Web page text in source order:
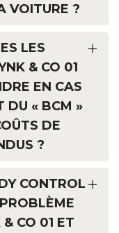
VOITURE ?
LES
& CO 01
EN CAS
DU « BCM »
DE
?
CONTROL
CO 01 ET